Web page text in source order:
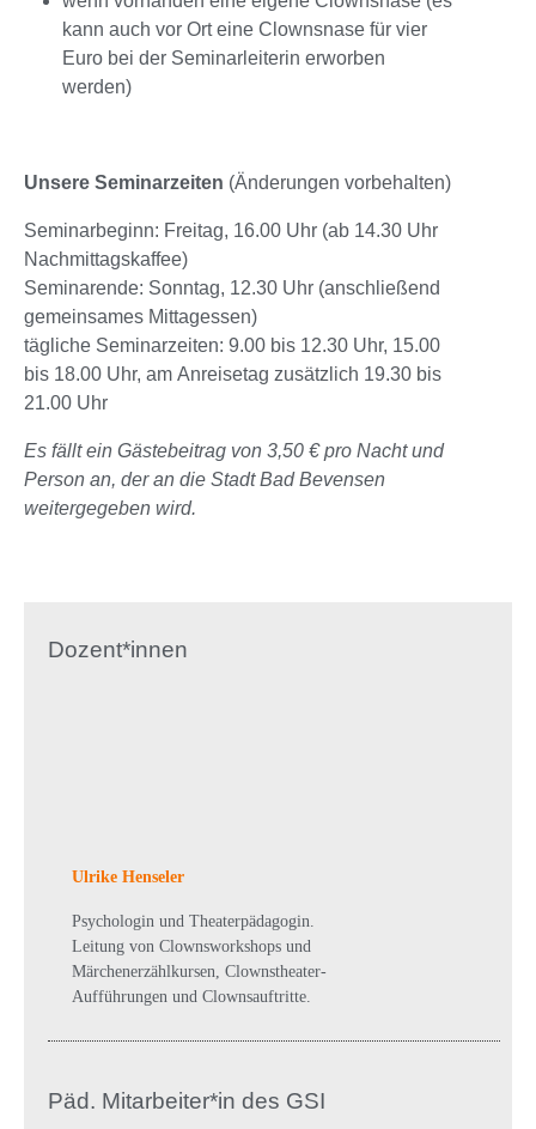
kann auch vor Ort eine Clownsnase für vier
Euro bei der Seminarleiterin erworben
werden)
Unsere Seminarzeiten (Änderungen vorbehalten)
Seminarbeginn: Freitag, 16.00 Uhr (ab 14.30 Uhr
Nachmittagskaffee)
Seminarende: Sonntag, 12.30 Uhr (anschließend
gemeinsames Mittagessen)
tägliche Seminarzeiten: 9.00 bis 12.30 Uhr, 15.00
bis 18.00 Uhr, am Anreisetag zusätzlich 19.30 bis
21.00 Uhr
Es fällt ein Gästebeitrag von 3,50 € pro Nacht und
Person an, der an die Stadt Bad Bevensen
weitergegeben wird.
Dozent*innen
Ulrike Henseler
Psychologin und Theaterpädagogin.
Leitung von Clownsworkshops und
Märchenerzählkursen, Clownstheater-
Aufführungen und Clownsauftritte.
Päd. Mitarbeiter*in des GSI